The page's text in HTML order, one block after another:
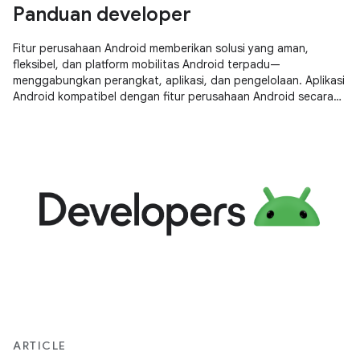
Panduan developer
Fitur perusahaan Android memberikan solusi yang aman,
fleksibel, dan platform mobilitas Android terpadu—
menggabungkan perangkat, aplikasi, dan pengelolaan. Aplikasi
Android kompatibel dengan fitur perusahaan Android secara
ARTICLE